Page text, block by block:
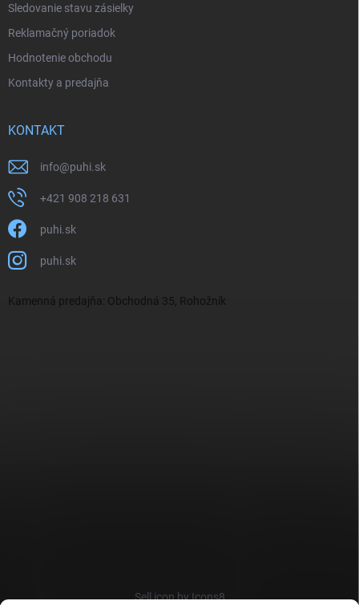
Sledovanie stavu zásielky
Reklamačný poriadok
Hodnotenie obchodu
Kontakty a predajňa
KONTAKT
info@puhi.sk
+421 908 218 631
puhi.sk
puhi.sk
Kamenná predajňa: Obchodná 35, Rohožník
Sell icon by Icons8